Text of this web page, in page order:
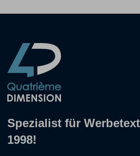
Spezialist für
1998!